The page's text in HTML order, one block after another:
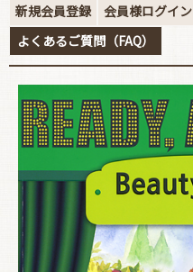
新規会員登録 会員様ログイン
よくあるご質問（FAQ）